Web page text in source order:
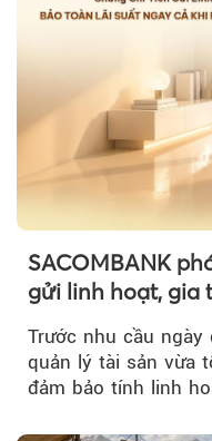
SACOMBANK
gửi linh hoạt, gia
nguồn vốn cho
Trước nhu cầu ngày
quản lý tài sản vừa
đảm bảo tính linh